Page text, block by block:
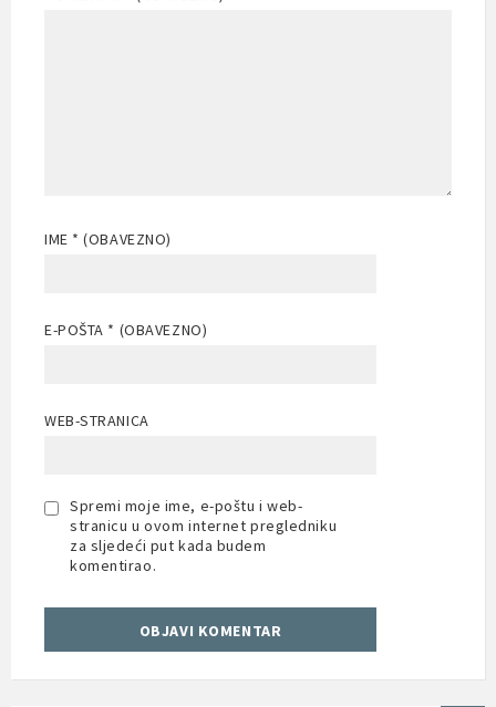
IME * (OBAVEZNO)
E-POŠTA * (OBAVEZNO)
WEB-STRANICA
Spremi moje ime, e-poštu i web-
stranicu u ovom internet pregledniku
za sljedeći put kada budem
komentirao.